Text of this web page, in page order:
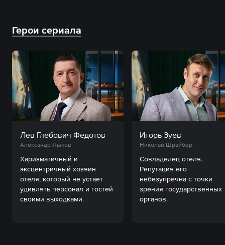
Герои сериала
Лев Глебович Федотов
Александр Лыков
Харизматичный и
эксцентричный хозяин
отеля, который не устает
удивлять персонал и гостей
своими выходками.
Игорь Зуев
Николай Шрайбер
Совладелец отеля.
Репутация его
небезупречна с точки
зрения государственных
органов.